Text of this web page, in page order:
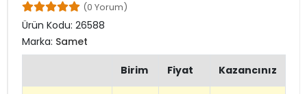
(0 Yorum)
Ürün Kodu: 26588
Marka: Samet
Birim Fiyat Kazancınız